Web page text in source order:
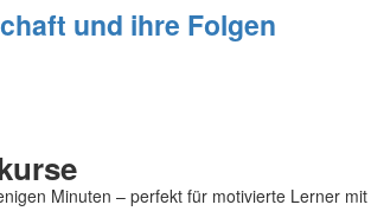
und ihre Folgen
Minuten – perfekt für motivierte Lerner mit